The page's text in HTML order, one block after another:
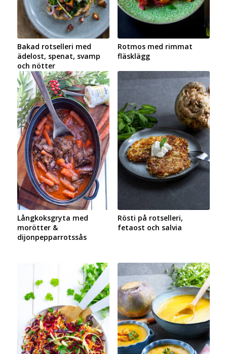
Bakad rotselleri med
ädelost, spenat, svamp
och nötter
Rotmos med rimmat
fläsklägg
Långkoksgryta med
morötter &
dijonpepparrotssås
Rösti på rotselleri,
fetaost och salvia